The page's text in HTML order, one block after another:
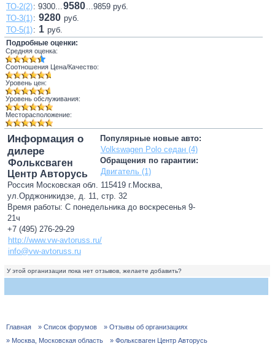
ТО-2(2): 9300...9580...9859 руб.
ТО-3(1): 9280 руб.
ТО-5(1): 1 руб.
Подробные оценки:
Средняя оценка:
Соотношения Цена/Качество:
Уровень цен:
Уровень обслуживания:
Месторасположение:
Популярные новые авто:
Volkswagen Polo седан (4)
Обращения по гарантии:
Двигатель (1)
Информация о
дилере
Фольксваген
Центр Авторусь
Россия Московская обл. 115419 г.Москва,
ул.Орджоникидзе, д. 11, стр. 32
Время работы: С понедельника до воскресенья 9-
21ч
+7 (495) 276-29-29
http://www.vw-avtoruss.ru/
info@vw-avtoruss.ru
У этой организации пока нет отзывов, желаете добавить?
Главная » Список форумов
» Отзывы об организациях
» Москва, Московская область
» Фольксваген Центр Авторусь